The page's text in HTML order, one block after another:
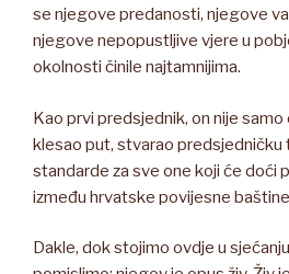
se njegove predanosti, njegove
njegove nepopustljive vjere u
okolnosti činile najtamnijima.
Kao prvi predsjednik, on nije
klesao put, stvarao predsjedničku
standarde za sve one koji će doći
između hrvatske povijesne
Dakle, dok stojimo ovdje u